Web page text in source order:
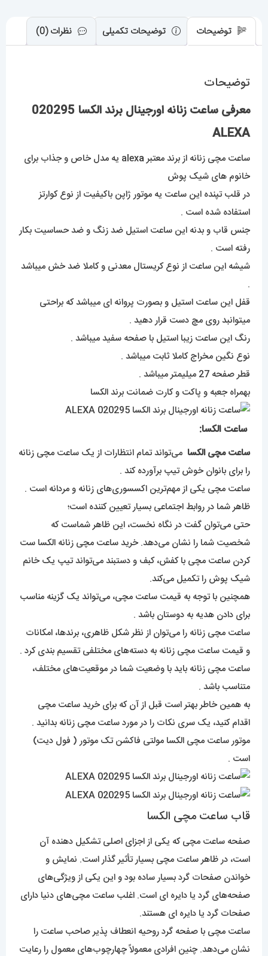
توضیحات توضیحات تکمیلی نظرات (0)
توضیحات
معرفی ساعت زنانه اورجینال برند الکسا 020295
ALEXA
ساعت مچی زنانه از برند معتبر alexa
یه مدل خاص و جذاب برای
خانوم های شیک پوش
در قلب تپنده این ساعت یه موتور ژاپن باکیفیت از نوع کوارتز
استفاده شده است .
جنس قاب و بدنه این ساعت استیل ضد زنگ و ضد حساسیت بکار
رفته است .
شیشه این ساعت از نوع کریستال معدنی و کاملا ضد خش میباشد
.
قفل این ساعت استیل و بصورت پروانه ای میباشد که براحتی
میتوانبد روی مچ دست قرار دهید .
رنگ این ساعت زیبا استیل با صفحه سفید میباشد .
نوع نگین مخراج کاملا ثابت میباشد .
قطر صفحه 27 میلیمتر میباشد .
بهمراه جعبه و پاکت و کارت ضمانت برند الکسا
ساعت الکسا:
ساعت مچی الکسا می‌تواند تمام انتظارات از یک ساعت مچی زنانه
را برای بانوان خوش تیپ برآورده کند .
ساعت مچی یکی از مهم‌ترین اکسسوری‌های زنانه و مردانه است .
ظاهر شما در روابط اجتماعی بسیار تعیین کننده است‌؛
حتی می‌توان گفت در نگاه نخست، این ظاهر شماست که
شخصیت شما را نشان می‌دهد. خرید ساعت مچی زنانه الکسا ست
کردن ساعت مچی با کفش، کبف و دستبند می‌تواند تیپ یک خانم
شیک پوش را تکمیل می‌کند.
همچنین با توجه به قیمت ساعت مچی، می‌تواند یک گزینه مناسب
برای دادن هدیه به دوستان باشد .
ساعت مچی زنانه را می‌توان از نظر شکل ظاهری، برند‌ها، امکانات
و قیمت ساعت مچی زنانه به دسته‌های مختلفی تقسیم بندی کرد .
ساعت مچی زنانه باید با وضعیت شما در موقعیت‌های مختلف،
متناسب باشد .
به همین خاطر بهتر است قبل از آن که برای خرید ساعت مچی
اقدام کنید، یک سری نکات را در مورد ساعت مچی زنانه بدانید .
موتور ساعت مچی الکسا مولتی فاکشن تک موتور ( فول دیت)
است .
قاب ساعت مچی الکسا
صفحه ساعت مچی که یکی از اجزای اصلی تشکیل دهنده آن
است، در ظاهر ساعت مچی بسیار تأثیر گذار است. نمایش و
خواندن صفحات گرد بسیار ساده بود و این یکی از ویژگی‌های
صفحه‌های گرد یا دایره ای است. اغلب ساعت مچی‌های دنیا دارای
صفحات گرد یا دایره ای هستند.
ساعت مچی با صفحه گرد روحیه انعطاف پذیر صاحب ساعت را
نشان می‌دهد. چنین افرادی معمولاً چهارچوب‌های معمول را رعایت